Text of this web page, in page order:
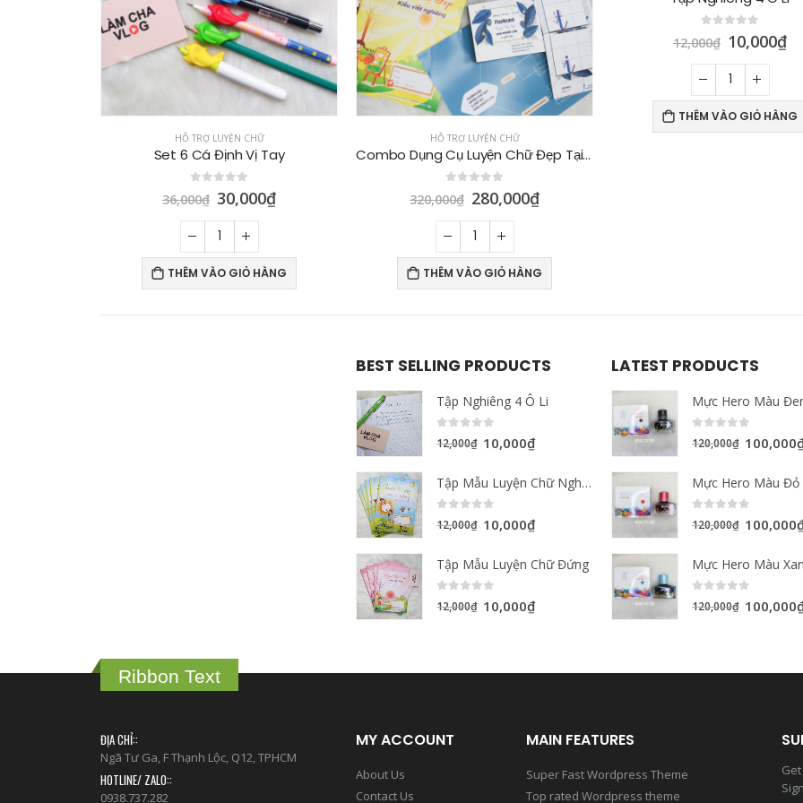
HỖ TRỢ LUYỆN CHỮ
320,000₫ 280,000₫
THÊM VÀO GIỎ HÀNG
0out of 5
12,000 ₫ 10,000₫
THÊM VÀO GIỎ HÀNG
12,000₫ 10,000₫
THÊM VÀO GIỎ HÀNG
BEST SELLING PRODUCTS
Tập Nghiêng 4 Ô Li
12,000₫ 10,000₫
Tập Mẫu Luyện Chữ Nghiêng Đường Kẻ Đứng
12,000₫ 10,000₫
Tập Mẫu Luyện Chữ Đứng
12,000₫ 10,000₫
LATEST PRODUCTS
120,000₫ 100,000
120,000₫ 100,000
120,000₫ 100,000
Ribbon Text
ĐỊA CHỈ::
Ngã Tư Ga, F Thạnh Lộc, Q12, TPHCM
HOTLINE/ ZALO::
0938.737.282
MY ACCOUNT
About Us
Contact Us
MAIN FEATURES
Super Fast Wordpress Theme
Top rated Wordpress theme